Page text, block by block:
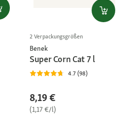
2 Verpackungsgrößen
Benek
Super Corn Cat 7 l
4.7 (98)
8,19 €
(1,17 €/l)